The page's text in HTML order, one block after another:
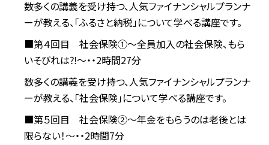
数多くの講義を受け持つ、人気ファイナンシャルプランナ
ーが教える、「ふるさと納税」について学べる講座です。
■第４回目 社会保険①～全員加入の社会保険、もら
いそびれは⁈～・・2時間27分
数多くの講義を受け持つ、人気ファイナンシャルプランナ
ーが教える、「社会保険」について学べる講座です。
■第５回目 社会保険②～年金をもらうのは老後とは
限らない！～・・2時間7分